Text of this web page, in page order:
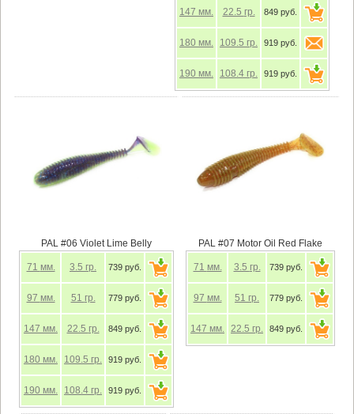
147 мм. 22.5 гр. 849 руб.
180 мм. 109.5 гр. 919 руб.
190 мм. 108.4 гр. 919 руб.
PAL #06 Violet Lime Belly
71 мм. 3.5 гр. 739 руб.
97 мм. 51 гр. 779 руб.
147 мм. 22.5 гр. 849 руб.
180 мм. 109.5 гр. 919 руб.
190 мм. 108.4 гр. 919 руб.
PAL #07 Motor Oil Red Flake
71 мм. 3.5 гр. 739 руб.
97 мм. 51 гр. 779 руб.
147 мм. 22.5 гр. 849 руб.